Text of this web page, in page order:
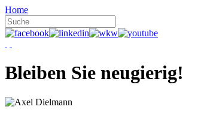
Home
Bleiben Sie neugierig!